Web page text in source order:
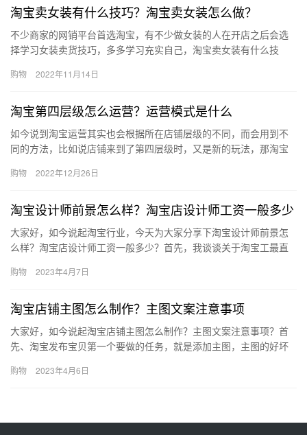
淘宝卖女装有什么技巧？淘宝卖女装怎么做？
不少商家的网销平台首选淘宝，有不少做女装的人在开店之后会选
择学习女装卖货技巧，多多学习充实自己，淘宝卖女装有什么技
什么技…
购物 2022年11月14日
淘宝第四层级怎么运营？运营模式是什么
如今说到淘宝运营其实也会根据所在店铺层级的不同，而会用到不
同的方法，比如说店铺来到了第四层级时，又是新的玩法，那淘宝
四层级…
购物 2022年12月26日
淘宝设计师前景怎么样？淘宝店设计师工资一般多少
大家好，如今说起淘宝行业，今天为大家分享下淘宝设计师前景怎
么样？淘宝店设计师工资一般多少？首先，我谈谈关于淘宝工最直
吧。第一…
购物 2023年4月7日
淘宝店铺主图怎么制作？主图文案注意事项
大家好，如今说起淘宝店铺主图怎么制作？主图文案注意事项？首
先、淘宝发布宝贝第一个要做的任务，就是添加主图，主图的好坏
首先第…
购物 2023年4月6日